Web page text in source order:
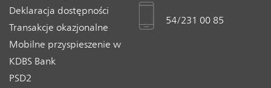
Deklaracja dostępności
Transakcje okazjonalne
Mobilne przyspieszenie w
KDBS Bank
PSD2
54/231 00 85